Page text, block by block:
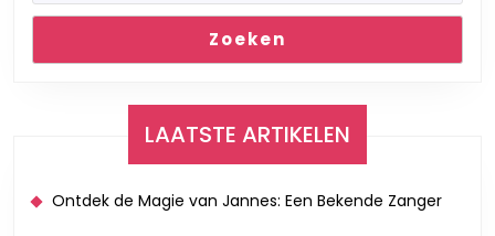
Zoeken
LAATSTE ARTIKELEN
Ontdek de Magie van Jannes: Een Bekende Zanger